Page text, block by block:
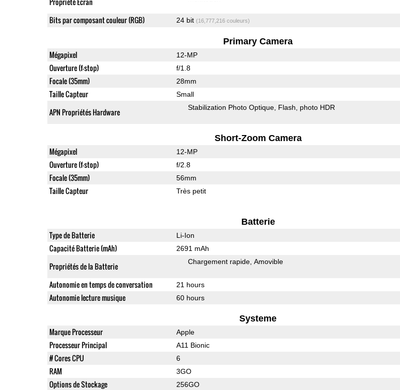
Bits par composant couleur (RGB) 24 bit (16,777,216 couleurs)
Primary Camera
Mégapixel 12-MP
Ouverture (f-stop) f/1.8
Focale (35mm) 28mm
Taille Capteur Small
APN Propriétés Hardware Stabilization Photo Optique Flash photo HDR
Short-Zoom Camera
Mégapixel 12-MP
Ouverture (f-stop) f/2.8
Focale (35mm) 56mm
Taille Capteur Très petit
Batterie
Type de Batterie Li-Ion
Capacité Batterie (mAh) 2691 mAh
Propriétés de la Batterie Chargement rapide Amovible
Autonomie en temps de conversation 21 hours
Autonomie lecture musique 60 hours
Systeme
Marque Processeur Apple
Processeur Principal A11 Bionic
# Cores CPU 6
RAM 3GO
Options de Stockage 256GO